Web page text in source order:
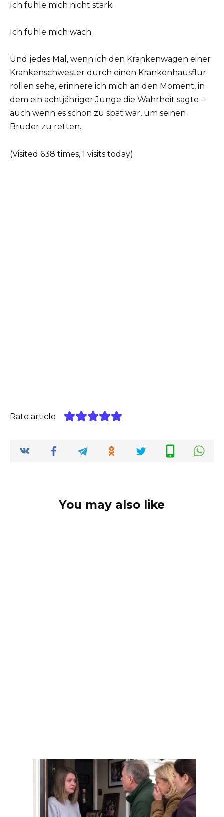
Ich fühle mich nicht stark.
Ich fühle mich wach.
Und jedes Mal, wenn ich den Krankenwagen einer
Krankenschwester durch einen Krankenhausflur
rollen sehe, erinnere ich mich an den Moment, in
dem ein achtjähriger Junge die Wahrheit sagte –
auch wenn es schon zu spät war, um seinen
Bruder zu retten.
(Visited 638 times, 1 visits today)
Rate article
You may also like